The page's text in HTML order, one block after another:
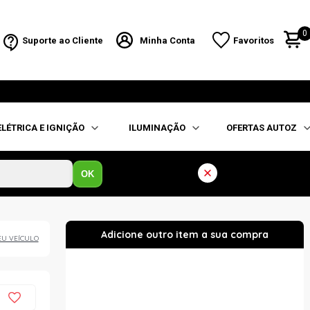
Suporte ao Cliente Minha Conta Favoritos
0
E IGNIÇÃO ILUMINAÇÃO OFERTAS AUTOZ
OK
VEÍCULO